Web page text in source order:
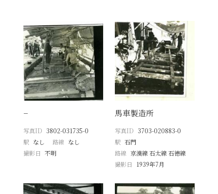
−
写真ID 3802-031735-0
駅 なし 路線 なし
撮影日
不明
馬車製造所
写真ID 3703-020883-0
駅 石門
路線 京漢線 石太線 石徳線
撮影日
1939年7月